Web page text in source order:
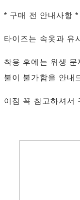
* 구매 전 안내사항 *
타이즈는 속옷과 유
착용 후에는 위생
불이 불가함을 안내
이점 꼭 참고하셔서